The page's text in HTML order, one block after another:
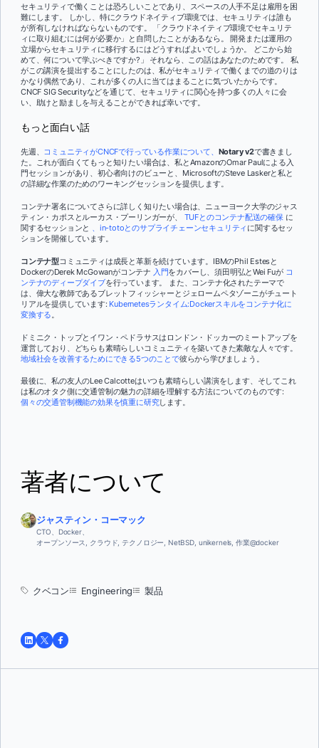
セキュリティで働くことは恐ろしいことであり、スペースの人手不足は雇用を困
難にします。 しかし、特にクラウドネイティブ環境では、セキュリティは誰も
が所有しなければならないものです。 「クラウドネイティブ環境でセキュリテ
ィに取り組むには何が必要か」と自問したことがあるなら。 開発または運用の
立場からセキュリティに移行するにはどうすればよいでしょうか。 どこから始
めて、何について学ぶべきですか?」 それなら、この話はあなたのためです。 私
がこの講演を提出することにしたのは、私がセキュリティで働くまでの道のりは
かなり偶然であり、これが多くの人に当てはまることに気づいたからです。
CNCF SIG Securityなどを通じて、セキュリティに関心を持つ多くの人々に会
い、助けと励ましを与えることができれば幸いです。
もっと面白い話
先週、 コミュニティがCNCFで行っている作業について、 Notary v2で書きまし
た。これが面白くてもっと知りたい場合は、私とAmazonのOmar Paulによる入
門セッションがあり、初心者向けのビューと、MicrosoftのSteve Laskerと私と
の詳細な作業のためのワーキングセッションを提供します。
コンテナ署名についてさらに詳しく知りたい場合は、ニューヨーク大学のジャス
ティン・カポスとルーカス・プーリンガーが、 TUFとのコンテナ配送の確保に
関するセッションと 、in-totoとのサプライチェーンセキュリティ に関するセッ
ションを開催しています。
コンテナ型コミュニティは成長と革新を続けています。IBMのPhil Estesと
DockerのDerek McGowanがコンテナ 入門をカバーし、須田明弘とWei Fuが コ
ンテナのディープダイブを行っています。 また、コンテナ化されたテーマで
は、偉大な教師であるブレットフィッシャーとジェロームペタゾーニがチュート
リアルを提供しています: Kubernetesランタイム:Dockerスキルをコンテナ化に
変換する
ドミニク・トップとイワン・ペドラサスはロンドン・ドッカーのミートアップを
運営しており、どちらも素晴らしいコミュニティを築いてきた素敵な人々です。
地域社会を改善するためにできる5つのことで彼らから学びましょう。
最後に、私の友人のLee Calcotteはいつも素晴らしい講演をします、そしてこれ
は私のオタク側に交通管制の魅力の詳細を理解する方法についてのものです:
個々の交通管制機能の効果を慎重に研究します。
著者について
ジャスティン・コーマック
CTO、Docker、
オープンソース, クラウド, テクノロジー, NetBSD, unikernels, 作業@docker
クベコン Engineering 製品